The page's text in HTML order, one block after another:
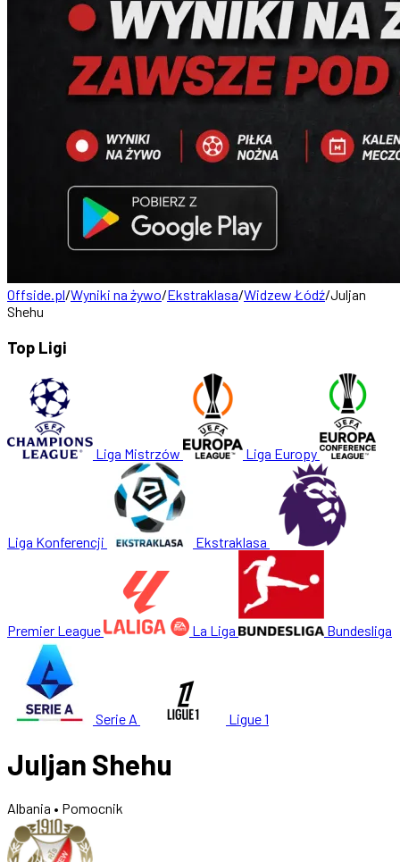
Offside.pl/Wyniki na żywo/Ekstraklasa/Widzew Łódź/Juljan
Shehu
Top Ligi
Liga Mistrzów Liga Europy
Liga Konferencji Ekstraklasa
Premier League La Liga Bundesliga
Serie A Ligue 1
Juljan Shehu
Albania • Pomocnik